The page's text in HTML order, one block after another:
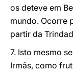
os deteve em
mundo. Ocorre
partir da
7. Isto mesmo
Irmãs, como